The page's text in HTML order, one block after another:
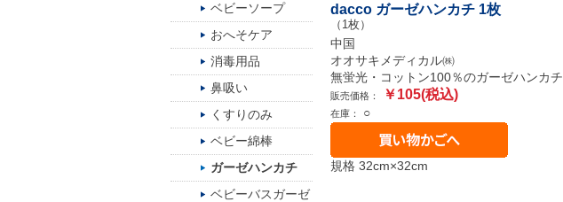
dacco ガーゼハンカチ 1枚
（1枚）
中国
オオサキメディカル㈱
無蛍光・コットン100％のガーゼハンカチ
販売価格： ￥105(税込)
在庫： ○
規格 32cm×32cm
ベビーソープ
おへそケア
消毒用品
鼻吸い
くすりのみ
ベビー綿棒
ガーゼハンカチ
ベビーバスガーゼ